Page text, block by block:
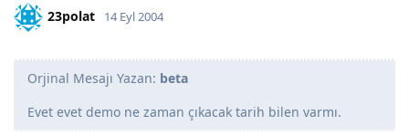
23polat 14 Eyl 2004
Orjinal Mesajı Yazan: beta
Evet evet demo ne zaman çıkacak tarih bilen varmı.